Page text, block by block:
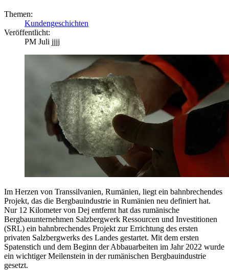
Themen:
Kundengeschichten
Veröffentlicht:
PM Juli jjjj
Im Herzen von Transsilvanien, Rumänien, liegt ein bahnbrechendes
Projekt, das die Bergbauindustrie in Rumänien neu definiert hat.
Nur 12 Kilometer von Dej entfernt hat das rumänische
Bergbauunternehmen Salzbergwerk Ressourcen und Investitionen
(SRL) ein bahnbrechendes Projekt zur Errichtung des ersten
privaten Salzbergwerks des Landes gestartet. Mit dem ersten
Spatenstich und dem Beginn der Abbauarbeiten im Jahr 2022 wurde
ein wichtiger Meilenstein in der rumänischen Bergbauindustrie
gesetzt.